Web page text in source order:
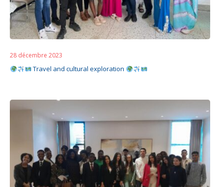
28 décembre 2023
Travel and cultural exploration